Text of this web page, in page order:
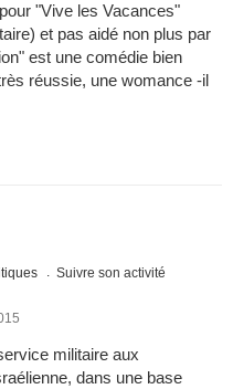
"Vive les Vacances"
et pas aidé non plus par
est une comédie bien
réussie, une womance -il
Suivre son activité
militaire aux
dans une base